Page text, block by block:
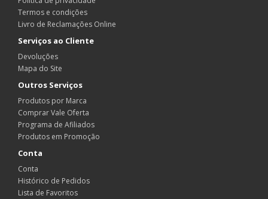
Termos e condições
Livro de Reclamações Online
Serviços ao Cliente
Devoluções
Mapa do Site
Outros Serviços
Produtos por Marca
Comprar Vale Oferta
Programa de Afiliados
Produtos em Promoção
Conta
Conta
Histórico de Pedidos
Lista de Favoritos